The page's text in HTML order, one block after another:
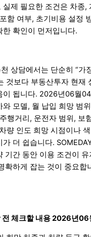
실제 필요한 조건은 차종,
함 여부, 초기비용 설정
한 확인이 먼저입니다.
상담에서는 단순히 “가
것보다 부동산투자 현재
이 됩니다. 2026년06월
와 모델, 월 납입 희망 범
행거리, 운전자 범위, 보
량 인도 희망 시점이나
더 쉽습니다.
기간 동안 이용 조건이
확하게 잡는 것이 중요합
전 체크할 내용 2026년